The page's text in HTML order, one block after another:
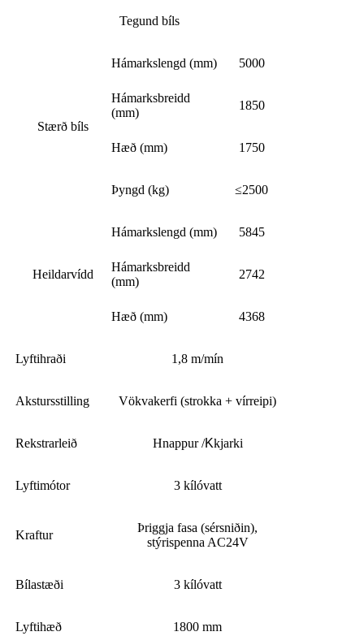
Tegund bíls
Stærð bíls
Hámarkslengd (mm) 5000
Hámarksbreidd
(mm)
1850
Hæð (mm) 1750
Þyngd (kg) ≤2500
Heildarvídd
Hámarkslengd (mm) 5845
Hámarksbreidd
(mm)
2742
Hæð (mm) 4368
Lyftihraði 1,8 m/mín
Akstursstilling Vökvakerfi (strokka + vírreipi)
Rekstrarleið Hnappur /Kkjarki
Lyftimótor 3 kílóvatt
Kraftur
Þriggja fasa (sérsniðin),
stýrispenna AC24V
Bílastæði 3 kílóvatt
Lyftihæð 1800 mm